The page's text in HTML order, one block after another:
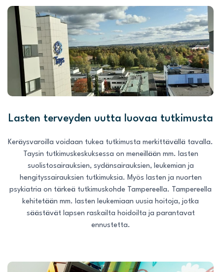
Lasten terveyden uutta luovaa tutkimusta
Keräysvaroilla voidaan tukea tutkimusta merkittävällä tavalla.
Taysin tutkimuskeskuksessa on meneillään mm. lasten
suolistosairauksien, sydänsairauksien, leukemian ja
hengityssairauksien tutkimuksia. Myös lasten ja nuorten
psykiatria on tärkeä tutkimuskohde Tampereella. Tampereella
kehitetään mm. lasten leukemiaan uusia hoitoja, jotka
säästävät lapsen raskailta hoidoilta ja parantavat
ennustetta.